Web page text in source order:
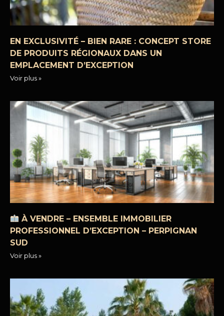
EN EXCLUSIVITÉ – BIEN RARE : CONCEPT STORE
DE PRODUITS RÉGIONAUX DANS UN
EMPLACEMENT D’EXCEPTION
Voir plus »
À VENDRE – ENSEMBLE IMMOBILIER
PROFESSIONNEL D’EXCEPTION – PERPIGNAN
SUD
Voir plus »